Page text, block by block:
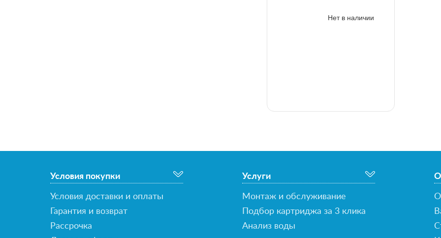
Нет в наличии
Условия покупки
Условия доставки и оплаты
Гарантия и возврат
Рассрочка
Услуги
Монтаж и обслуживание
Подбор картриджа за 3 клика
Анализ воды
О
О